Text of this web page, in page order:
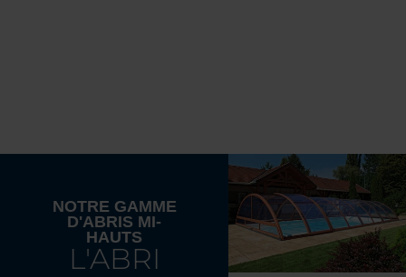
NOTRE GAMME
D'ABRIS MI-
HAUTS
L'ABRI